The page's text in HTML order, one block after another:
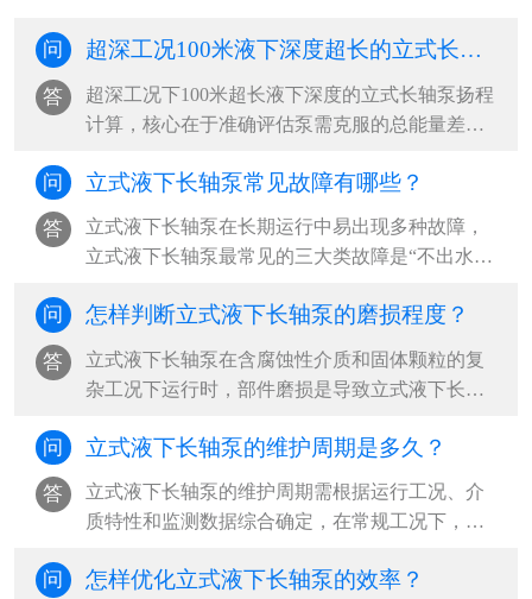
问 超深工况100米液下深度超长的立式长轴泵的扬程如何计算？
答
超深工况下100米超长液下深度的立式长轴泵扬程
计算，核心在于准确评估泵需克服的总能量差，
问 立式液下长轴泵常见故障有哪些？
答
立式液下长轴泵在长期运行中易出现多种故障，‌
立式液下长轴泵最常见的三大类故障是“不出水或
动”，其中以吸入侧问题、轴系不稳定和电气系统
故障为根本诱因，占现场故障案例的80%以上‌。
···
问 怎样判断立式液下长轴泵的磨损程度？
答
​立式液下长轴泵在含腐蚀性介质和固体颗粒的复
杂工况下运行时，部件磨损是导致立式液下长轴
断方法是“运行参数监测+定期拆检+无损检测”三
结合，其中压力下降超过20%、振动加剧和目视
表面损伤是立式液下长轴泵最直接的磨损信号‌。
问 立式液下长轴泵的维护周期是多久？
答
立式液下长轴泵的维护周期需根据运行工况、介
质特性和监测数据综合确定，‌在常规工况下，建
2000小时进行一次全面检查，每6个月至1年安排
问 怎样优化立式液下长轴泵的效率？